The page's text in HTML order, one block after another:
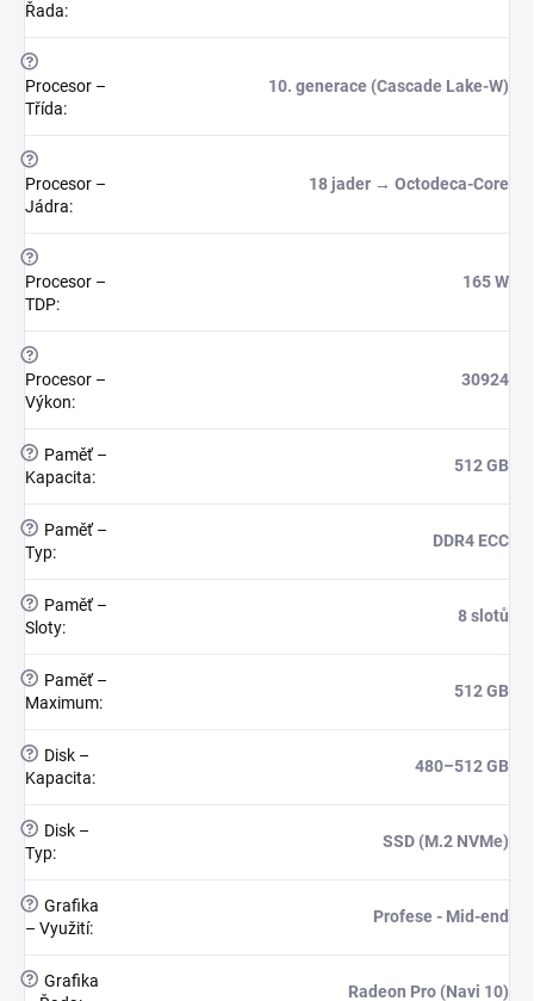
Řada:
?
Procesor –
Třída:
10. generace (Cascade Lake-W)
?
Procesor –
Jádra:
18 jader → Octodeca-Core
?
Procesor –
TDP:
165 W
?
Procesor –
Výkon:
30924
?
Paměť –
Kapacita:
512 GB
?
Paměť –
Typ:
DDR4 ECC
?
Paměť –
Sloty:
8 slotů
?
Paměť –
Maximum:
512 GB
?
Disk –
Kapacita:
480–512 GB
?
Disk –
Typ:
SSD (M.2 NVMe)
? Grafika
– Využití:
Profese - Mid-end
? Grafika
Radeon Pro (Navi 10)